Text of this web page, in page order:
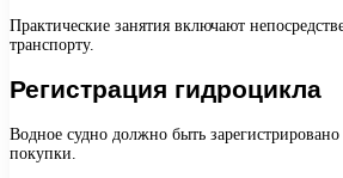
Практические занятия включают
транспорту.
Регистрация гидроцикла
Водное судно должно быть
покупки.